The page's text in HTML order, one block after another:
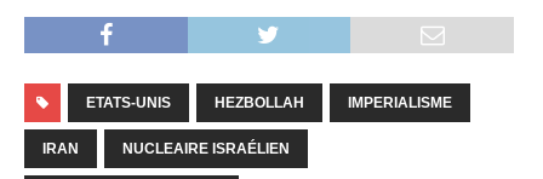
ETATS-UNIS HEZBOLLAH IMPERIALISME
IRAN NUCLEAIRE ISRAÉLIEN